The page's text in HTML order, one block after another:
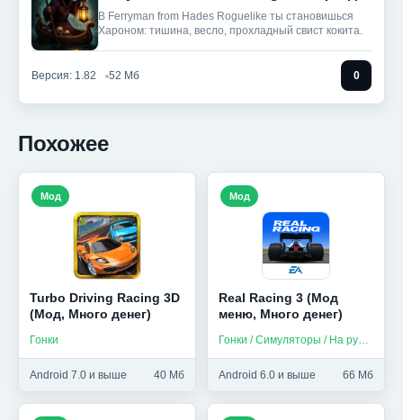
В Ferryman from Hades Roguelike ты становишься
Хароном: тишина, весло, прохладный свист кокита.
Версия: 1.82 52 Мб 0
Похожее
Turbo Driving Racing 3D
(Мод, Много денег)
Гонки
Android 7.0 и выше 40 Мб
Мод
Real Racing 3 (Мод
меню, Много денег)
Гонки / Симуляторы / На русском
Android 6.0 и выше 66 Мб
Мод